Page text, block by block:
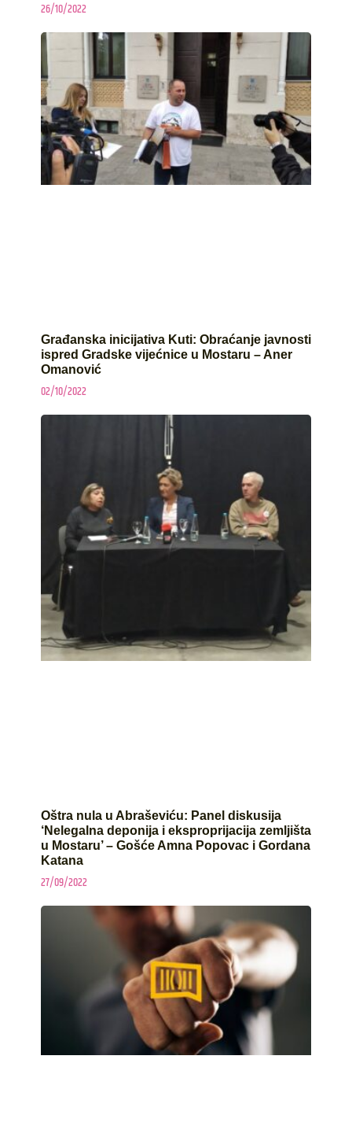
26/10/2022
Građanska inicijativa Kuti: Obraćanje javnosti
ispred Gradske vijećnice u Mostaru – Aner
Omanović
02/10/2022
Oštra nula u Abraševiću: Panel diskusija
‘Nelegalna deponija i eksproprijacija zemljišta
u Mostaru’ – Gošće Amna Popovac i Gordana
Katana
27/09/2022